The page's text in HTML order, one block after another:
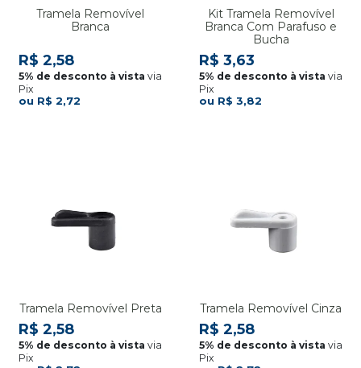
Tramela Removível
Branca
R$ 2,72
R$ 2,58
via
Pix
Kit Tramela Removível
Branca Com Parafuso e
Bucha
R$ 3,82
R$ 3,63
via
Pix
Tramela Removível Preta
R$ 2,58
via
Pix
Tramela Removível Cinza
R$ 2,58
via
Pix